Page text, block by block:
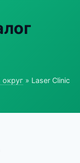
» Laser Clinic